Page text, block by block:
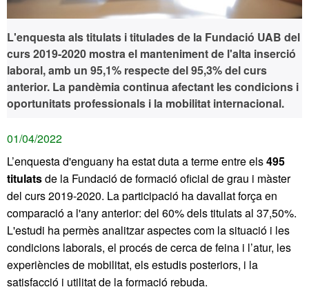
L'enquesta als titulats i titulades de la Fundació UAB del
curs 2019-2020 mostra el manteniment de l'alta inserció
laboral, amb un 95,1% respecte del 95,3% del curs
anterior. La pandèmia continua afectant les condicions i
oportunitats professionals i la mobilitat internacional.
01/04/2022
L’enquesta d'enguany ha estat duta a terme entre els495
titulatsde la Fundació de formació oficial de grau i màster
del curs 2019-2020. La participació ha davallat força en
comparació a l'any anterior: del 60% dels titulats al 37,50%.
L'estudi ha permès analitzar aspectes com la situació i les
condicions laborals, el procés de cerca de feina i l’atur, les
experiències de mobilitat, els estudis posteriors, i la
satisfacció i utilitat de la formació rebuda.